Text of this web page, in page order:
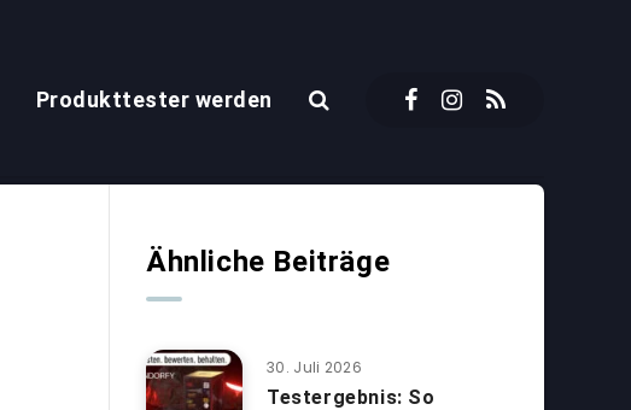
Produkttester werden
Ähnliche Beiträge
30. Juli 2026
Testergebnis: So